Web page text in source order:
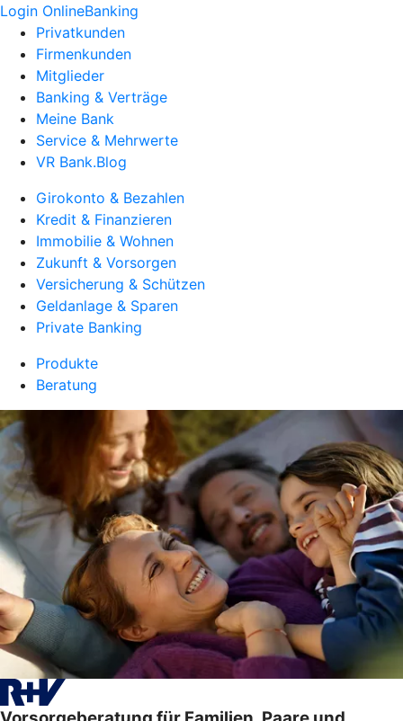
Login OnlineBanking
Privatkunden
Firmenkunden
Mitglieder
Banking & Verträge
Meine Bank
Service & Mehrwerte
VR Bank.Blog
Girokonto & Bezahlen
Kredit & Finanzieren
Immobilie & Wohnen
Zukunft & Vorsorgen
Versicherung & Schützen
Geldanlage & Sparen
Private Banking
Produkte
Beratung